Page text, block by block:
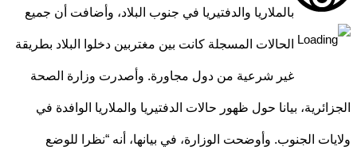
بالملاريا والدفتيريا في جنوب البلاد، وأضافت أن جميع
الحالات المسجلة كانت بين مغتربين دخلوا البلاد بطريقة
غير شرعية من دول مجاورة. وأصدرت وزارة الصحة
الجزائرية، بيانا حول ظهور حالات الدفتيريا والملاريا الوافدة في
ولايات الجنوب. وأوضحت الوزارة، في بيانها، أنه “نظرا للوضع